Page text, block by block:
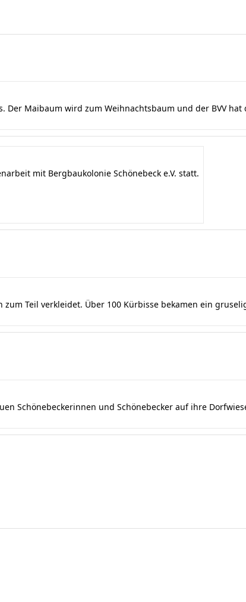
Maibaum wird zum Weihnachtsbaum und der BVV
mit Bergbaukolonie Schönebeck e.V. statt.
Teil verkleidet. Über 100 Kürbisse bekamen ein
Schönebeckerinnen und Schönebecker auf ihre